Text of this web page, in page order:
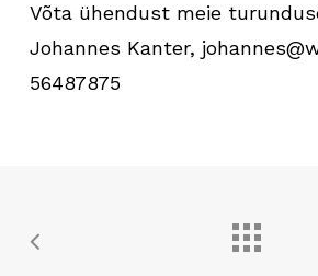
Võta ühendust meie
Johannes Kanter,
56487875